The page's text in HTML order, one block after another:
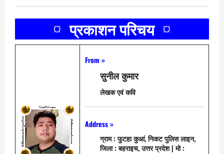
¤ प्रकाशन परिचय ¤
From »
सुनील कुमार
लेखक एवं कवि
Address »
ग्राम : फुटहा कुआं, निकट पुलिस लाइन,
जिला : बहराइच, उत्तर प्रदेश | मो :